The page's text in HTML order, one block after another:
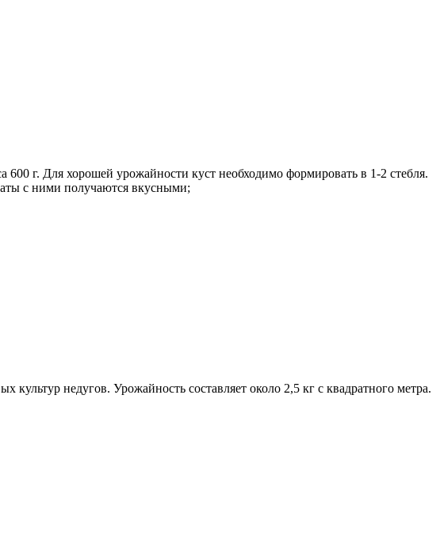
г. Для хорошей урожайности куст необходимо формировать в 1-2 стебля.
с ними получаются вкусными;
недугов. Урожайность составляет около 2,5 кг с квадратного метра.